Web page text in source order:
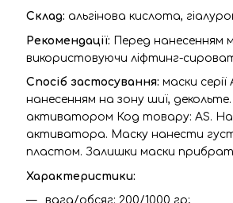
Склад: альгінова кислота,
Рекомендації: Перед нанесенням
використовуючи ліфтинг-
Спосіб застосування: маски
нанесенням на зону шиї,
активатором Код товару: AS. На
активатора. Маску нанести
пластом. Залишки маски
Характеристики:
вага/обсяг: 200/1000 гр;